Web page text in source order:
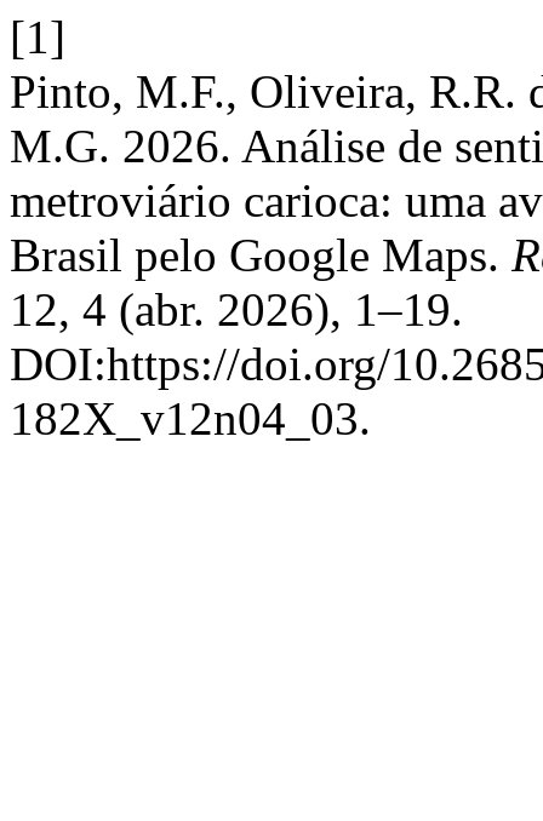
[1]
Pinto, M.F., Oliveira, R.R.
M.G. 2026. Análise de
metroviário carioca: uma
Brasil pelo Google Maps.
12, 4 (abr. 2026), 1–19.
DOI:https://doi.org/
182X_v12n04_03.